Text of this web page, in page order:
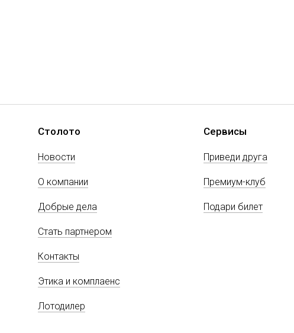
Столото
Новости
О компании
Добрые дела
Стать партнером
Контакты
Этика и комплаенс
Лотодилер
Сервисы
Приведи друга
Премиум-клуб
Подари билет